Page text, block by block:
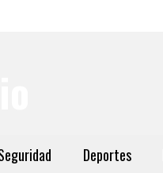
Deportes